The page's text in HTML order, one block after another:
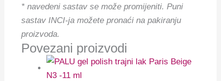
* navedeni sastav se može promijeniti.Puni
sastav INCI-ja možete pronaći na pakiranju
proizvoda.
Povezani proizvodi